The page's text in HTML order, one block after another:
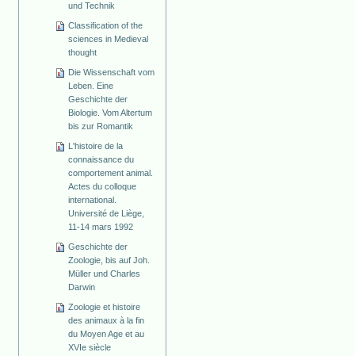
und Technik
Classification of the
sciences in Medieval
thought
Die Wissenschaft vom
Leben. Eine
Geschichte der
Biologie. Vom Altertum
bis zur Romantik
L'histoire de la
connaissance du
comportement animal.
Actes du colloque
international.
Université de Liège,
11-14 mars 1992
Geschichte der
Zoologie, bis auf Joh.
Müller und Charles
Darwin
Zoologie et histoire
des animaux à la fin
du Moyen Age et au
XVIe siècle